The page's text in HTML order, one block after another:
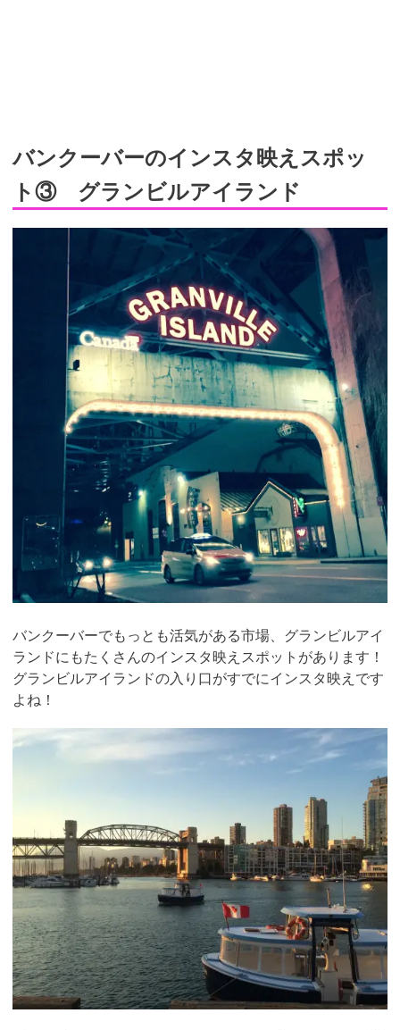
バンクーバーのインスタ映えスポッ
ト③ グランビルアイランド
バンクーバーでもっとも活気がある市場、グランビルアイ
ランドにもたくさんのインスタ映えスポットがあります！
グランビルアイランドの入り口がすでにインスタ映えです
よね！